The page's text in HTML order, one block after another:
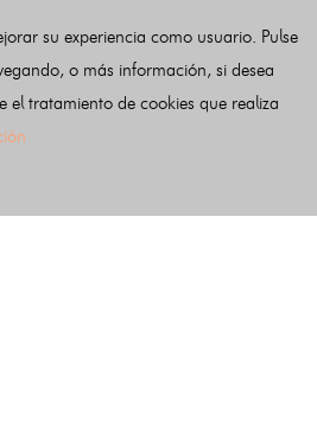
Villanueva de San Juan
Villanueva del Río y Minas
Río
Viso del Alcor, El
su experiencia como usuario. Pulse
o más información, si desea
el tratamiento de cookies que realiza